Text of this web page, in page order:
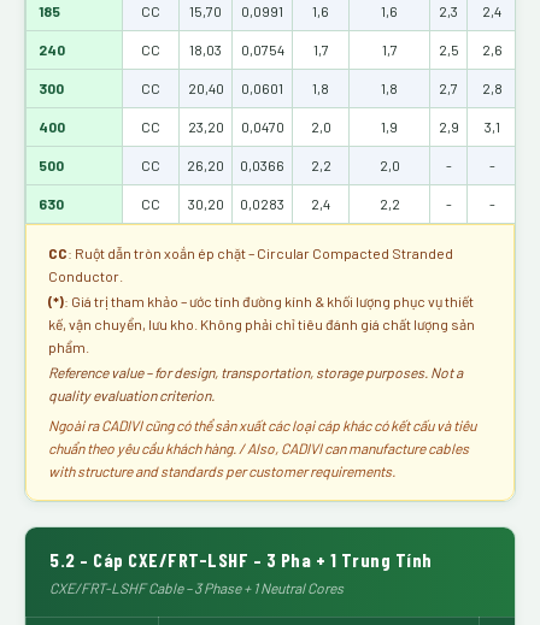
185 CC 15,70 0,0991 1,6 1,6 2,3 2,4
240 CC 18,03 0,0754 1,7 1,7 2,5 2,6
300 CC 20,40 0,0601 1,8 1,8 2,7 2,8
400 CC 23,20 0,0470 2,0 1,9 2,9 3,1
500 CC 26,20 0,0366 2,2 2,0 - -
630 CC 30,20 0,0283 2,4 2,2 - -
CC: Ruột dẫn tròn xoắn ép chặt – Circular Compacted Stranded
Conductor.
(*): Giá trị tham khảo – ước tính đường kính & khối lượng phục vụ thiết
kế, vận chuyển, lưu kho. Không phải chỉ tiêu đánh giá chất lượng sản
phẩm.
Reference value – for design, transportation, storage purposes. Not a
quality evaluation criterion.
Ngoài ra CADIVI cũng có thể sản xuất các loại cáp khác có kết cấu và tiêu
chuẩn theo yêu cầu khách hàng. / Also, CADIVI can manufacture cables
with structure and standards per customer requirements.
5.2 – Cáp CXE/FRT-LSHF – 3 Pha + 1 Trung Tính
CXE/FRT-LSHF Cable – 3 Phase + 1 Neutral Cores